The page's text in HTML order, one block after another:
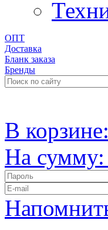
ОПТ
Доставка
Бланк заказа
Бренды
В корзине:
На сумму: